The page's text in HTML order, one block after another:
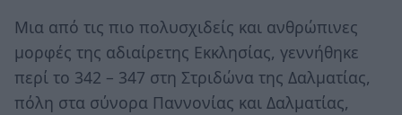
Μια από τις πιο πολυσχιδείς και ανθρώπινες
μορφές της αδιαίρετης Εκκλησίας, γεννήθηκε
περί το 342 – 347 στη Στριδώνα της Δαλματίας,
πόλη στα σύνορα Παννονίας και Δαλματίας,